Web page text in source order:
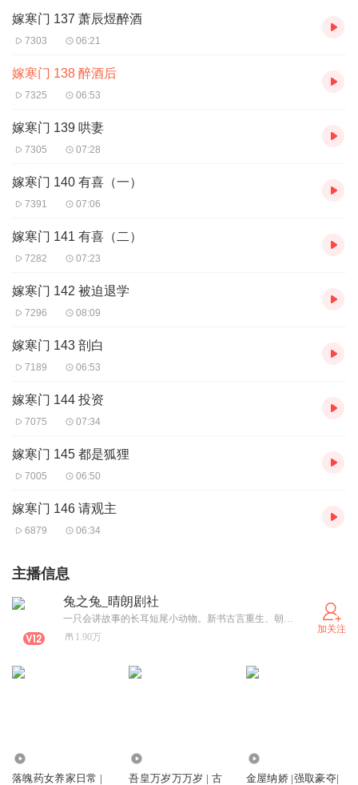
嫁寒门 137 萧辰煜醉酒
7303 06:21
嫁寒门 138 醉酒后
7325 06:53
嫁寒门 139 哄妻
7305 07:28
嫁寒门 140 有喜（一）
7391 07:06
嫁寒门 141 有喜（二）
7282 07:23
嫁寒门 142 被迫退学
7296 08:09
嫁寒门 143 剖白
7189 06:53
嫁寒门 144 投资
7075 07:34
嫁寒门 145 都是狐狸
7005 06:50
嫁寒门 146 请观主
6879 06:34
主播信息
兔之兔_晴朗剧社
一只会讲故事的长耳短尾小动物。新书古言重生、朝堂权谋正在火热筹备中。
1.90万
加关注
落魄药女养家日常 |
吾皇万岁万万岁 | 古
金屋纳娇 |强取豪夺|